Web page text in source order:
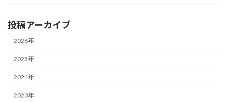
投稿アーカイブ
2026年
2025年
2024年
2023年